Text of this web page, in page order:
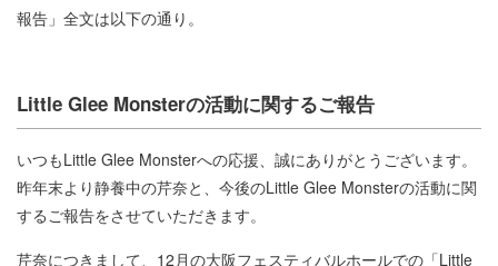
報告」全文は以下の通り。
Little Glee Monsterの活動に関するご報告
いつもLittle Glee Monsterへの応援、誠にありがとうございます。
昨年末より静養中の芹奈と、今後のLittle Glee Monsterの活動に関
するご報告をさせていただきます。
芹奈につきまして、12月の大阪フェスティバルホールでの「Little